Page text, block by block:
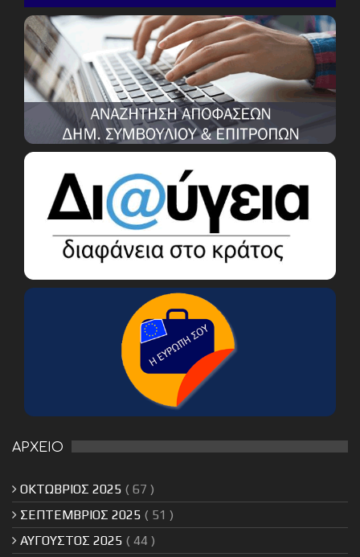
ΑΡΧΕΙΟ
ΟΚΤΩΒΡΙΟΣ 2025 ( 67 )
ΣΕΠΤΕΜΒΡΙΟΣ 2025 ( 51 )
ΑΥΓΟΥΣΤΟΣ 2025 ( 44 )